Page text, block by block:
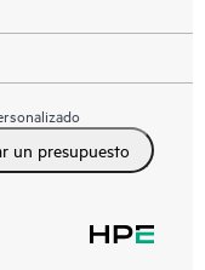
un presupuesto